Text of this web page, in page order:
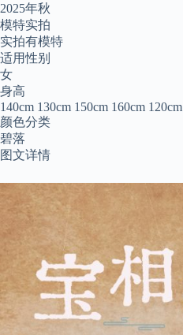
2025年秋
模特实拍
实拍有模特
适用性别
女
身高
140cm 130cm 150cm 160cm 120cm
颜色分类
碧落
图文详情